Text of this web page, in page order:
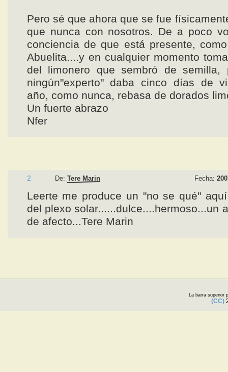
Pero sé que ahora que se fue
que nunca con nosotros. De a poco
conciencia de que está presente,
Abuelita....y en cualquier momento
del limonero que sembró de semilla,
ningún"experto" daba cinco días de
año, como nunca, rebasa de dorados
Un fuerte abrazo
Nfer
2 De: Tere Marin Fecha:
Leerte me produce un "no se qué"
del plexo solar......dulce....hermoso...un
de afecto...Tere Marin
La barra superior
(CC)